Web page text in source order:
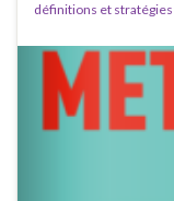
définitions et stratégies